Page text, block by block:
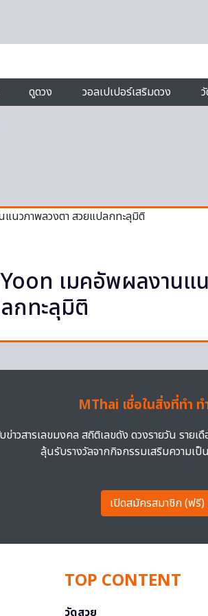
ดูดวง วอลเปเปอร์เสริมดวง
เมคอัพผลงานแ
กทะลุมิติ
MThai เชื่อในสิ่งที่ทำ ท
ข่าวสารเลขมงคล สถิติเลขดัง ดวงรายวัน ราย
ลุ้นรับรางวัลจากกิจกรรมเสริมความเ
เปิดสมัครสมาชิก (ฟรี)
TOP CONTENT
วัดสวย